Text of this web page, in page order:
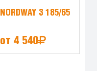
NORDWAY 3 185/65
от 4 540